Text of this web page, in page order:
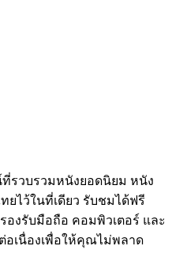
ที่รวบรวมหนังยอดนิยม หนัง
ไว้ในที่เดียว รับชมได้ฟรี
องรับมือถือ คอมพิวเตอร์ และ
เนื่องเพื่อให้คุณไม่พลาด